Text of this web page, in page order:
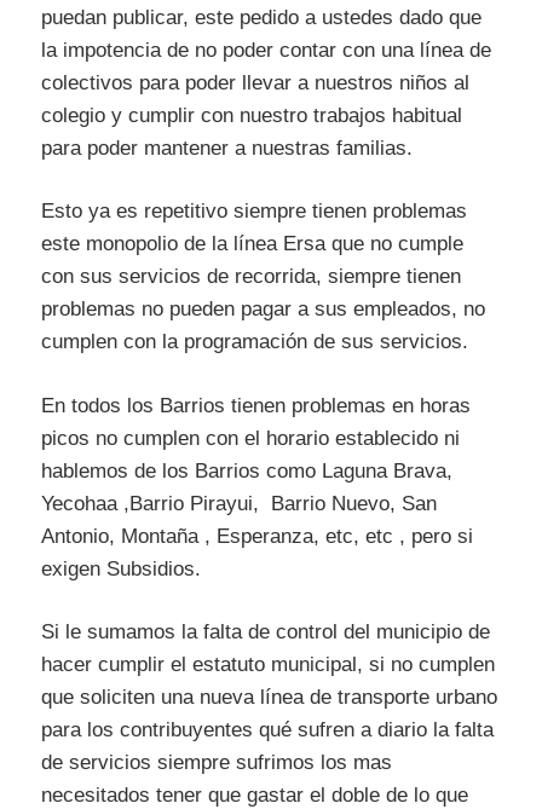
puedan publicar, este pedido a ustedes dado que
la impotencia de no poder contar con una línea de
colectivos para poder llevar a nuestros niños al
colegio y cumplir con nuestro trabajos habitual
para poder mantener a nuestras familias.
Esto ya es repetitivo siempre tienen problemas
este monopolio de la línea Ersa que no cumple
con sus servicios de recorrida, siempre tienen
problemas no pueden pagar a sus empleados, no
cumplen con la programación de sus servicios.
En todos los Barrios tienen problemas en horas
picos no cumplen con el horario establecido ni
hablemos de los Barrios como Laguna Brava,
Yecohaa ,Barrio Pirayui, Barrio Nuevo, San
Antonio, Montaña , Esperanza, etc, etc , pero si
exigen Subsidios.
Si le sumamos la falta de control del municipio de
hacer cumplir el estatuto municipal, si no cumplen
que soliciten una nueva línea de transporte urbano
para los contribuyentes qué sufren a diario la falta
de servicios siempre sufrimos los mas
necesitados tener que gastar el doble de lo que